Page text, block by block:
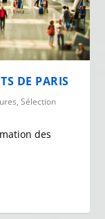
DE PARIS
,Sélection
des